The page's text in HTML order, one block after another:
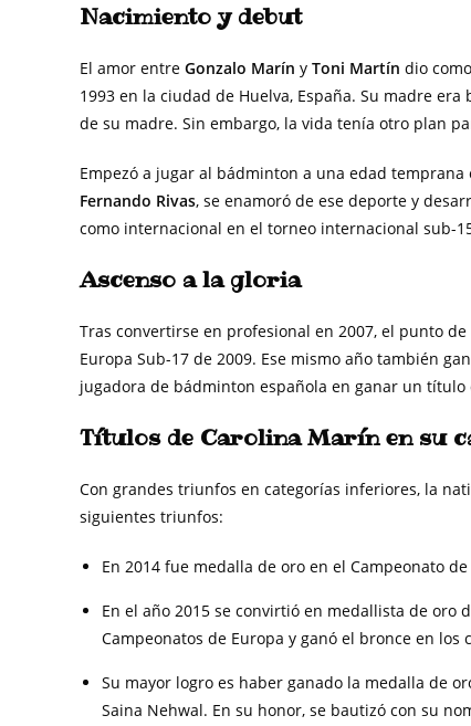
Nacimiento y debut
El amor entre Gonzalo Marín y Toni Martín dio
1993 en la ciudad de Huelva, España. Su madre
de su madre. Sin embargo, la vida tenía otro plan
Empezó a jugar al bádminton a una edad
Fernando Rivas, se enamoró de ese deporte y
como internacional en el torneo internacional sub-
Ascenso a la gloria
Tras convertirse en profesional en 2007, el punto
Europa Sub-17 de 2009. Ese mismo año también
jugadora de bádminton española en ganar un título
Títulos de Carolina Marín en su
Con grandes triunfos en categorías inferiores, la
siguientes triunfos:
En 2014 fue medalla de oro en el Campeonato
En el año 2015 se convirtió en medallista de oro
Campeonatos de Europa y ganó el bronce en
Su mayor logro es haber ganado la medalla de
Saina Nehwal. En su honor, se bautizó con su